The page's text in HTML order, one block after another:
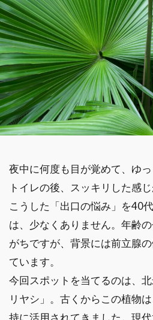
夜中に何度も目が覚めて、ゆっ
トイレの後、スッキリした感じ
こうした「出口の悩み」を40
は、少なくありません。年齢
がちですが、背景には前立腺
ています。
今回スポットを当てるのは、
リヤシ」。古くからこの植物
持に活用されてきました。現